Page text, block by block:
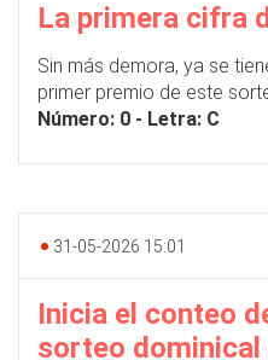
La primera cifra
Sin más demora, ya se
primer premio de este
Número: 0 - Letra: C
31-05-2026 15:01
Inicia el conteo
sorteo dominical